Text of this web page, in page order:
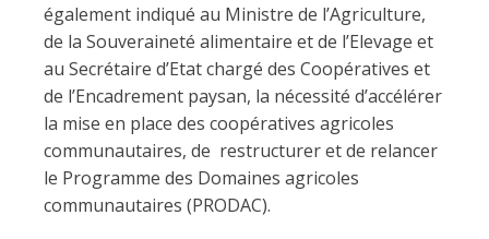
également indiqué au Ministre de l’Agriculture,
de la Souveraineté alimentaire et de l’Elevage et
au Secrétaire d’Etat chargé des Coopératives et
de l’Encadrement paysan, la nécessité d’accélérer
la mise en place des coopératives agricoles
communautaires, de restructurer et de relancer
le Programme des Domaines agricoles
communautaires (PRODAC).